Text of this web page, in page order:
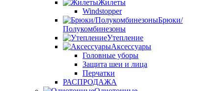
Жилеты
Windstopper
Брюки/
Полукомбинезоны
Утепление
Аксессуары
Головные уборы
Защита шеи и лица
Перчатки
РАСПРОДАЖА